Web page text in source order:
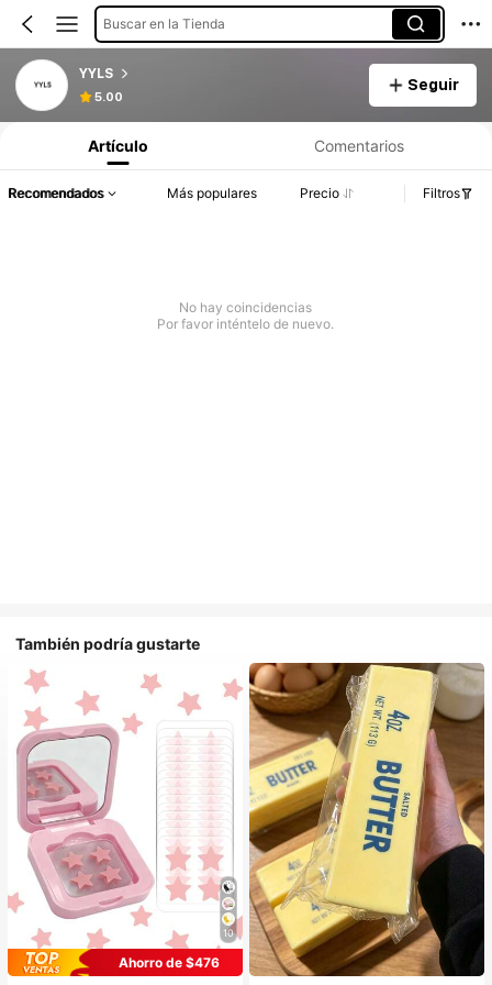
Buscar en la Tienda
YYLS
5.00
Seguir
Artículo Comentarios
Recomendados Más populares Precio Filtros
No hay coincidencias
Por favor inténtelo de nuevo.
También podría gustarte
10
Ahorro de $476